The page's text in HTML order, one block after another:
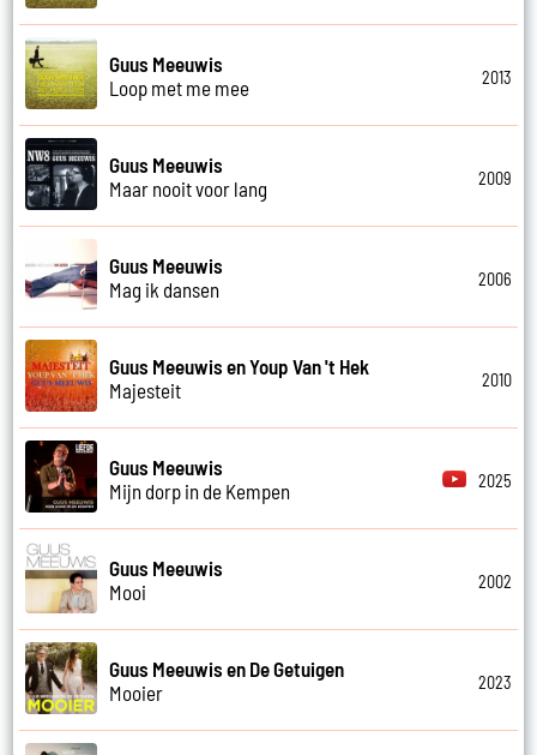
Guus Meeuwis
Loop met me mee
2013
Guus Meeuwis
Maar nooit voor lang
2009
Guus Meeuwis
Mag ik dansen
2006
Guus Meeuwis en Youp Van 't Hek
Majesteit
2010
Guus Meeuwis
Mijn dorp in de Kempen
2025
Guus Meeuwis
Mooi
2002
Guus Meeuwis en De Getuigen
Mooier
2023